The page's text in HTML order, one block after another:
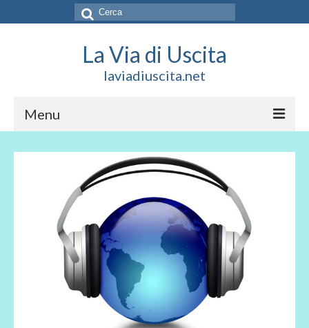
Cerca:
La Via di Uscita
laviadiuscita.net
Menu
HOME
CHI SIAMO
SOCIAL
SOSTIENICI
CONTATTI